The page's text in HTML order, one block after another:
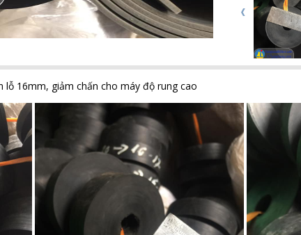
16mm, giảm chấn cho máy độ rung cao